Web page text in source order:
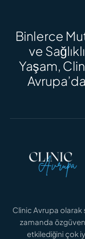
Binlerce
ve Sağlıklı
Yaşam,
Avrupa’da
Clinic Avrupa olarak
zamanda
etkilediğini çok